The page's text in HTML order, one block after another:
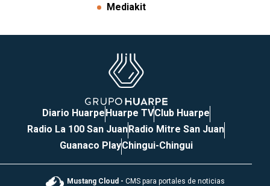
Mediakit
Diario HuarpeHuarpe TVClub Huarpe
Radio La 100 San JuanRadio Mitre San Juan
Guanaco PlayChingui-Chingui
Mustang Cloud - CMS para portales de noticias